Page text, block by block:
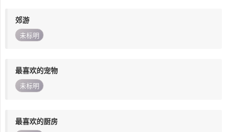
郊游
未标明
最喜欢的宠物
未标明
最喜欢的厨房